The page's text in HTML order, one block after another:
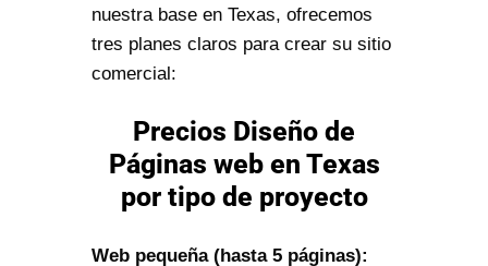
nuestra base en Texas, ofrecemos
tres planes claros para crear su sitio
comercial:
Precios Diseño de
Páginas web en Texas
por tipo de proyecto
Web pequeña (hasta 5 páginas):